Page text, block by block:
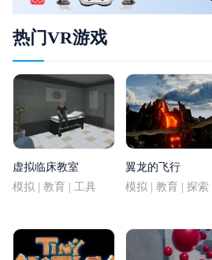
热门VR游戏
虚拟临床教室
模拟 | 教育 | 工具
翼龙的飞行
模拟 | 教育 | 探索